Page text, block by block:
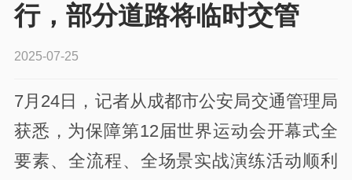
行，部分道路将临时交管
2025-07-25
7月24日，记者从成都市公安局交通管理局
获悉，为保障第12届世界运动会开幕式全
要素、全流程、全场景实战演练活动顺利